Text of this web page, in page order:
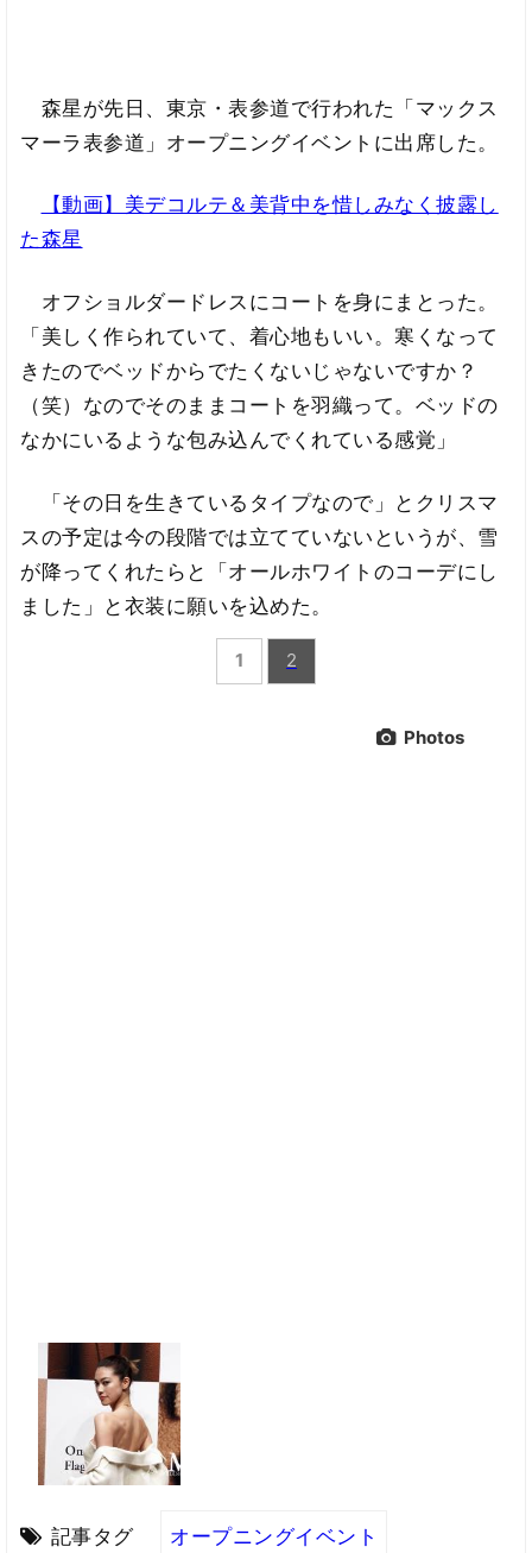
森星が先日、東京・表参道で行われた「マックス
マーラ表参道」オープニングイベントに出席した。
【動画】美デコルテ＆美背中を惜しみなく披露し
た森星
オフショルダードレスにコートを身にまとった。
「美しく作られていて、着心地もいい。寒くなって
きたのでベッドからでたくないじゃないですか？
（笑）なのでそのままコートを羽織って。ベッドの
なかにいるような包み込んでくれている感覚」
「その日を生きているタイプなので」とクリスマ
スの予定は今の段階では立てていないというが、雪
が降ってくれたらと「オールホワイトのコーデにし
ました」と衣装に願いを込めた。
1 2
Photos
記事タグ オープニングイベント